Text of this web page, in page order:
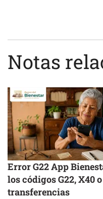
Notas
Error G22 App
los códigos G22, X40
transferencias